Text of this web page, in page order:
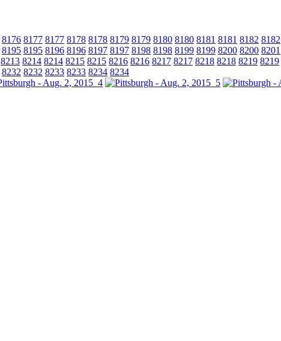
8176 8177 8177 8178 8178 8179 8179 8180 8180 8181 8181 8182 8182
8195 8195 8196 8196 8197 8197 8198 8198 8199 8199 8200 8200 8201
8213 8214 8214 8215 8215 8216 8216 8217 8217 8218 8218 8219 8219
8232 8232 8233 8233 8234 8234